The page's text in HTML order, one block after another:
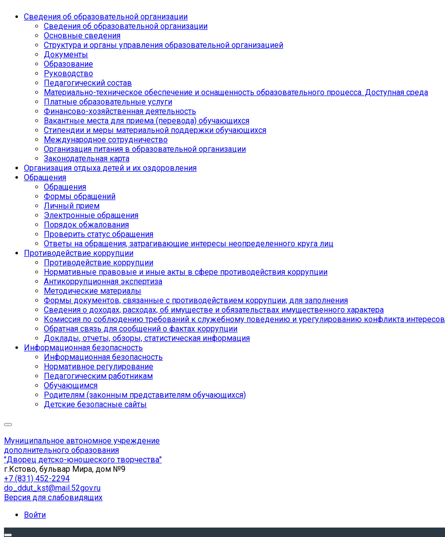
Сведения об образовательной организации
Сведения об образовательной организации
Основные сведения
Структура и органы управления образовательной организацией
Документы
Образование
Руководство
Педагогический состав
Материально-техническое обеспечение и оснащенность образовательного процесса. Доступная среда
Платные образовательные услуги
Финансово-хозяйственная деятельность
Вакантные места для приема (перевода) обучающихся
Стипендии и меры материальной поддержки обучающихся
Международное сотрудничество
Организация питания в образовательной организации
Законодательная карта
Организация отдыха детей и их оздоровления
Обращения
Обращения
Формы обращений
Личный прием
Электронные обращения
Порядок обжалования
Проверить статус обращения
Ответы на обращения, затрагивающие интересы неопределенного круга лиц
Противодействие коррупции
Противодействие коррупции
Нормативные правовые и иные акты в сфере противодействия коррупции
Антикоррупционная экспертиза
Методические материалы
Формы документов, связанные с противодействием коррупции, для заполнения
Сведения о доходах, расходах, об имуществе и обязательствах имущественного характера
Комиссия по соблюдению требований к служебному поведению и урегулированию конфликта интересов
Обратная связь для сообщений о фактах коррупции
Доклады, отчеты, обзоры, статистическая информация
Информационная безопасность
Информационная безопасность
Нормативное регулирование
Педагогическим работникам
Обучающимся
Родителям (законным представителям обучающихся)
Детские безопасные сайты
Муниципальное автономное учреждение
дополнительного образования
"Дворец детско-юношеского творчества"
г.Кстово, бульвар Мира, дом №9
+7 (831) 452-2294
do_ddut_kst@mail.52gov.ru
Версия для слабовидящих
Войти